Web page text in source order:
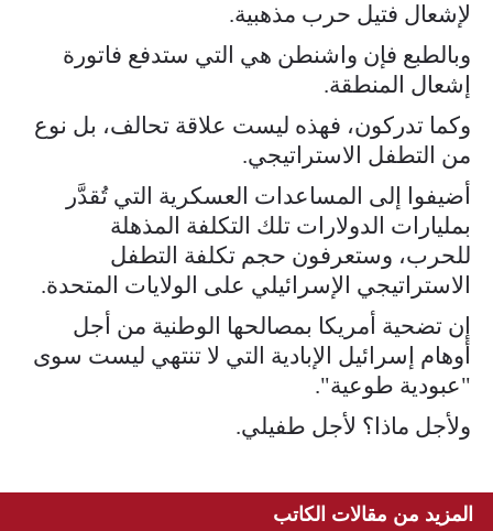
لإشعال فتيل حرب مذهبية.
وبالطبع فإن واشنطن هي التي ستدفع فاتورة
إشعال المنطقة.
وكما تدركون، فهذه ليست علاقة تحالف، بل نوع
من التطفل الاستراتيجي.
أضيفوا إلى المساعدات العسكرية التي تُقدَّر
بمليارات الدولارات تلك التكلفة المذهلة
للحرب، وستعرفون حجم تكلفة التطفل
الاستراتيجي الإسرائيلي على الولايات المتحدة.
إن تضحية أمريكا بمصالحها الوطنية من أجل
أوهام إسرائيل الإبادية التي لا تنتهي ليست سوى
"عبودية طوعية".
ولأجل ماذا؟ لأجل طفيلي.
المزيد من مقالات الكاتب